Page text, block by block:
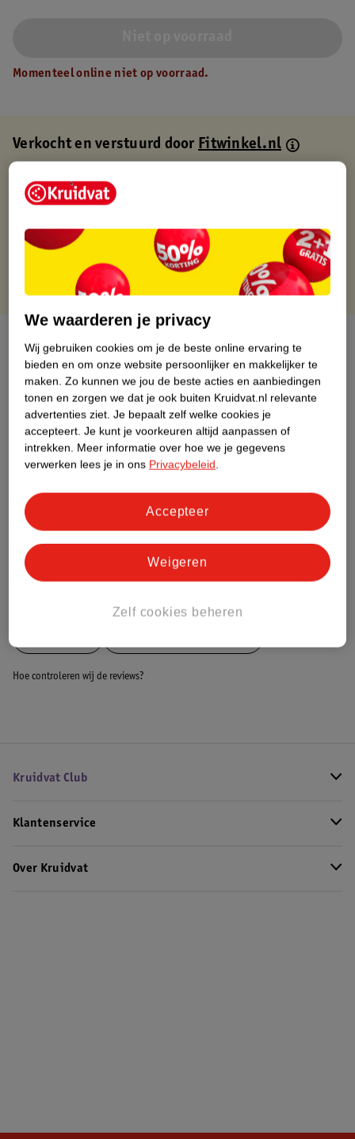
Momenteel online niet op voorraad.
Verkocht en verstuurd doorFitwinkel.nl
Gratis thuisbezorgd
Gratis punten met je Kruidvat kaart
Over dit product
Productinformatie
Nature Impact Score
Dit product heeft (nog) geen Nature
Impact Score.
Bestel & Bezorginformatie
Hoe controleren wij de reviews?
Kruidvat Club
Klantenservice
Over Kruidvat
We waarderen je privacy
Wij gebruiken cookies om je de beste online ervaring te
bieden en om onze website persoonlijker en makkelijker te
maken. Zo kunnen we jou de beste acties en aanbiedingen
tonen en zorgen we dat je ook buiten Kruidvat.nl relevante
advertenties ziet. Je bepaalt zelf welke cookies je
accepteert. Je kunt je voorkeuren altijd aanpassen of
intrekken. Meer informatie over hoe we je gegevens
verwerken lees je in ons Privacybeleid.
Zelf cookies beheren
Weigeren
Accepteer